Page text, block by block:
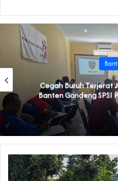
Cegah Buruh Terjerat
Banten Gandeng SPSI